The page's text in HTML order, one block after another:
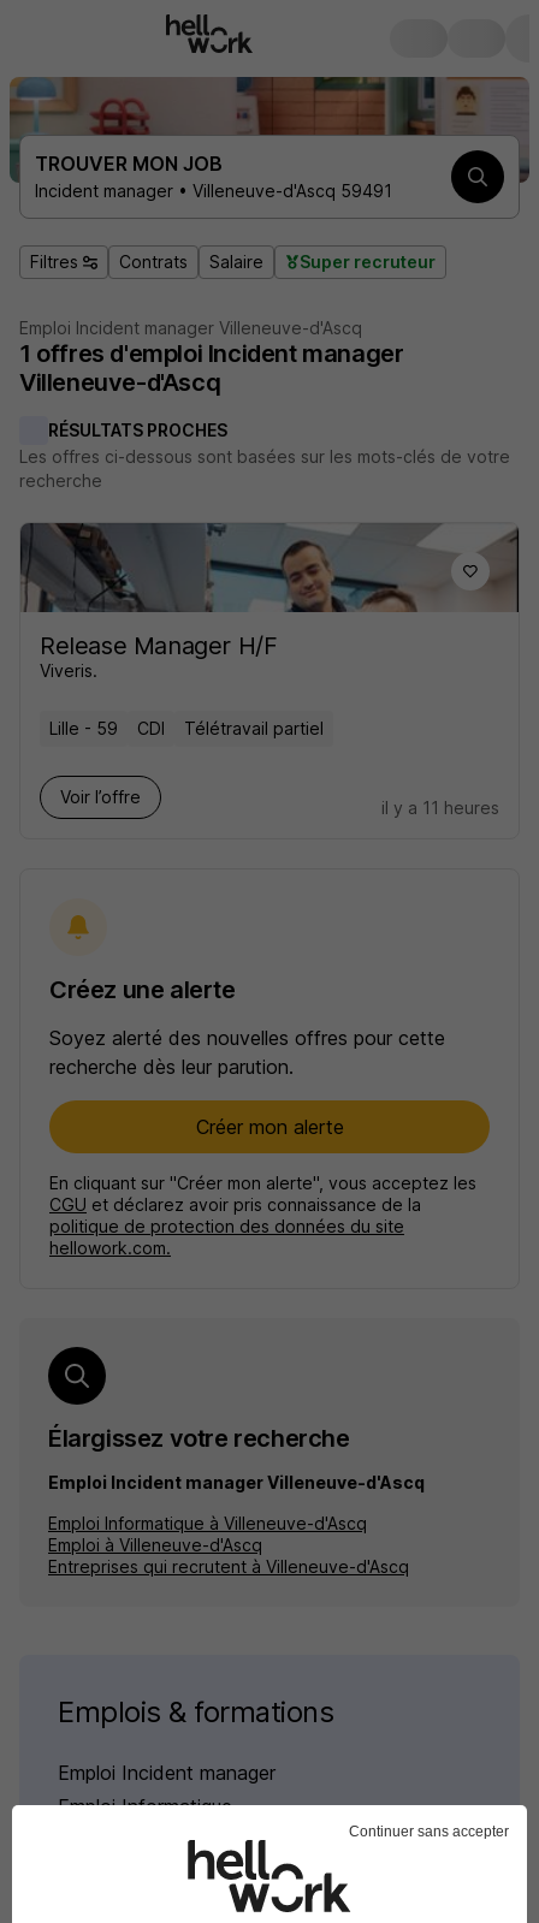
TROUVER MON JOB
Incident manager • Villeneuve-d'Ascq 59491
Filtres Contrats Salaire Super recruteur
Emploi Incident manager Villeneuve-d'Ascq
1 offres d'emploi Incident manager
Villeneuve-d'Ascq
RÉSULTATS PROCHES
Les offres ci-dessous sont basées sur les mots-clés de votre
recherche
Release Manager H/F
Viveris.
Lille - 59 CDI Télétravail partiel
Voir l’offre
il y a 11 heures
Créez une alerte
Soyez alerté des nouvelles offres pour cette
recherche dès leur parution.
Créer mon alerte
En cliquant sur "Créer mon alerte", vous acceptez les
CGU et déclarez avoir pris connaissance de la
politique de protection des données du site
hellowork.com.
Élargissez votre recherche
Emploi Incident manager Villeneuve-d'Ascq
Emploi Informatique à Villeneuve-d'Ascq
Emploi à Villeneuve-d'Ascq
Entreprises qui recrutent à Villeneuve-d'Ascq
Emplois & formations
Emploi Incident manager
Emploi Informatique
Continuer sans accepter